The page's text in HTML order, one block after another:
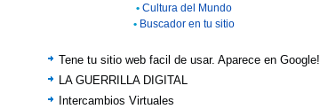
• Cultura del Mundo
• Buscador en tu sitio
Tene tu sitio web facil de usar. Aparece en Google!
LA GUERRILLA DIGITAL
Intercambios Virtuales